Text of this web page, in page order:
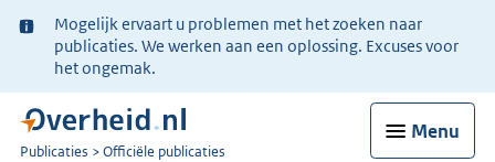
Ter
informatie:
Mogelijk ervaart u problemen met het zoeken naar
publicaties. We werken aan een oplossing. Excuses voor
het ongemak.
Menu
U
Publicaties Officiële publicaties